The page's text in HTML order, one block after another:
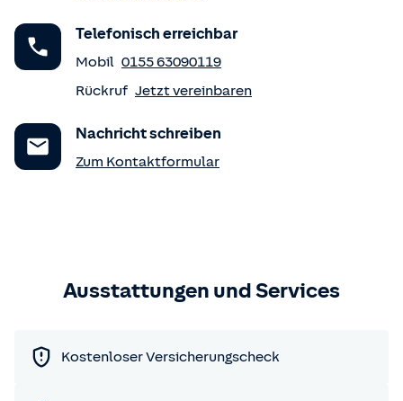
Telefonisch erreichbar
Mobil 0155 63090119
Rückruf Jetzt vereinbaren
Nachricht schreiben
Zum Kontaktformular
Ausstattungen und Services
Kostenloser Versicherungscheck